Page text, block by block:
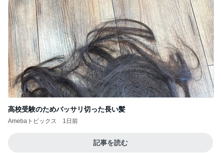
高校受験のためバッサリ切った長い髪
Amebaトピックス 1日前
記事を読む